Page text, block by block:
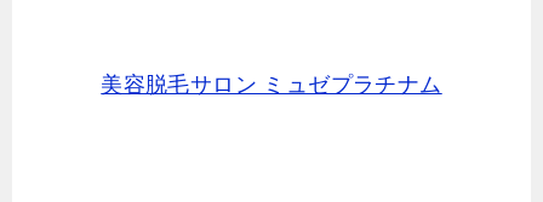
美容脱毛サロン ミュゼプラチナム